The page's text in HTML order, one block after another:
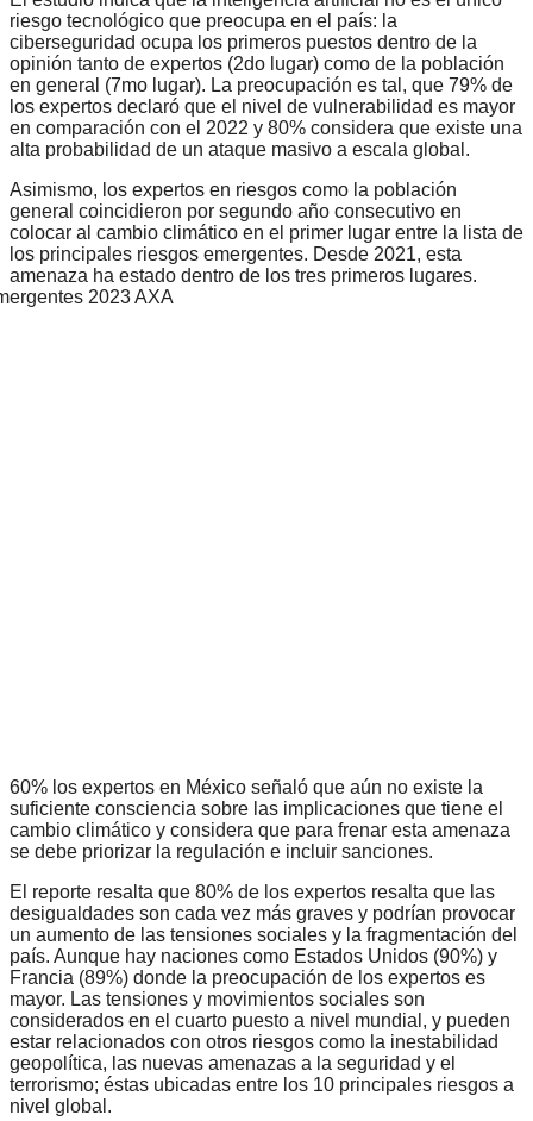
riesgo tecnológico que preocupa en el país: la
ciberseguridad ocupa los primeros puestos dentro de la
opinión tanto de expertos (2do lugar) como de la población
en general (7mo lugar). La preocupación es tal, que 79% de
los expertos declaró que el nivel de vulnerabilidad es mayor
en comparación con el 2022 y 80% considera que existe una
alta probabilidad de un ataque masivo a escala global.
Asimismo, los expertos en riesgos como la población
general coincidieron por segundo año consecutivo en
colocar al cambio climático en el primer lugar entre la lista de
los principales riesgos emergentes. Desde 2021, esta
amenaza ha estado dentro de los tres primeros lugares.
60% los expertos en México señaló que aún no existe la
suficiente consciencia sobre las implicaciones que tiene el
cambio climático y considera que para frenar esta amenaza
se debe priorizar la regulación e incluir sanciones.
El reporte resalta que 80% de los expertos resalta que las
desigualdades son cada vez más graves y podrían provocar
un aumento de las tensiones sociales y la fragmentación del
país. Aunque hay naciones como Estados Unidos (90%) y
Francia (89%) donde la preocupación de los expertos es
mayor. Las tensiones y movimientos sociales son
considerados en el cuarto puesto a nivel mundial, y pueden
estar relacionados con otros riesgos como la inestabilidad
geopolítica, las nuevas amenazas a la seguridad y el
terrorismo; éstas ubicadas entre los 10 principales riesgos a
nivel global.